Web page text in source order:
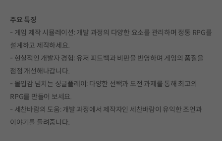
주요 특징
- 게임 제작 시뮬레이션: 개발 과정의 다양한 요소를 관리하며 정통 RPG를
설계하고 제작하세요.
- 현실적인 개발자 경험: 유저 피드백과 비판을 반영하며 게임의 품질을
점점 개선해나갑니다.
- 몰입감 넘치는 싱글플레이: 다양한 선택과 도전 과제를 통해 최고의
RPG를 만들어 보세요.
- 세찬바람의 도움: 개발 과정에서 제작자인 세찬바람이 유익한 조언과
이야기를 들려줍니다.